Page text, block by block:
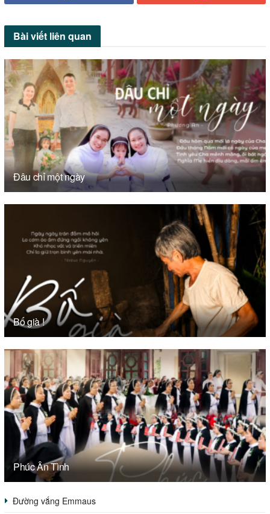
Bài viết liên quan
Đâu chỉ một ngày
Bố già !
Phúc Ân Tình
Đường vắng Emmaus